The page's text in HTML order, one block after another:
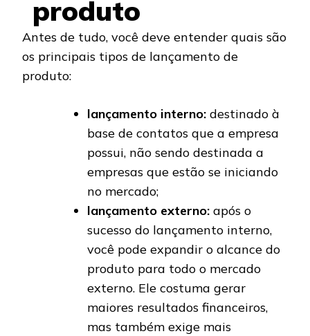
produto
Antes de tudo, você deve entender quais são
os principais tipos de lançamento de
produto:
lançamento interno: destinado à
base de contatos que a empresa
possui, não sendo destinada a
empresas que estão se iniciando
no mercado;
lançamento externo: após o
sucesso do lançamento interno,
você pode expandir o alcance do
produto para todo o mercado
externo. Ele costuma gerar
maiores resultados financeiros,
mas também exige mais